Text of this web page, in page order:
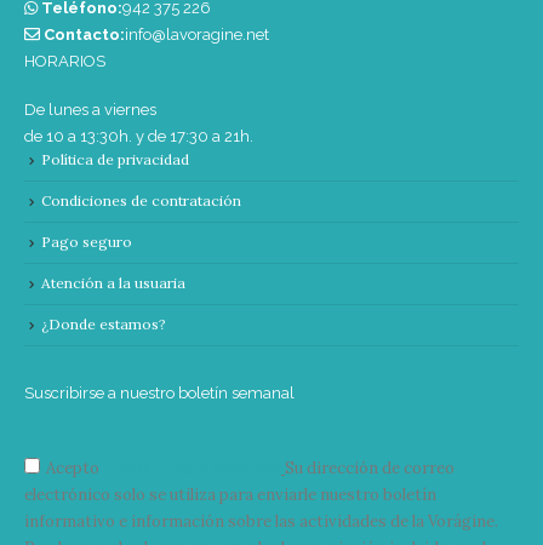
Teléfono:‭942 375 226‬
Contacto:info@lavoragine.net
HORARIOS
De lunes a viernes
de 10 a 13:30h. y de 17:30 a 21h.
Política de privacidad
Condiciones de contratación
Pago seguro
Atención a la usuaria
¿Donde estamos?
Suscribirse a nuestro boletín semanal
Acepto
Su dirección de correo
electrónico solo se utiliza para enviarle nuestro boletín
informativo e información sobre las actividades de la Vorágine.